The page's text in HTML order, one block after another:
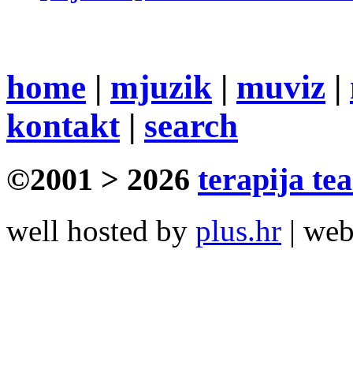
home | mjuzik | muviz |
kontakt| search
©2001 > 2026 terapija
well hosted by plus.hr |